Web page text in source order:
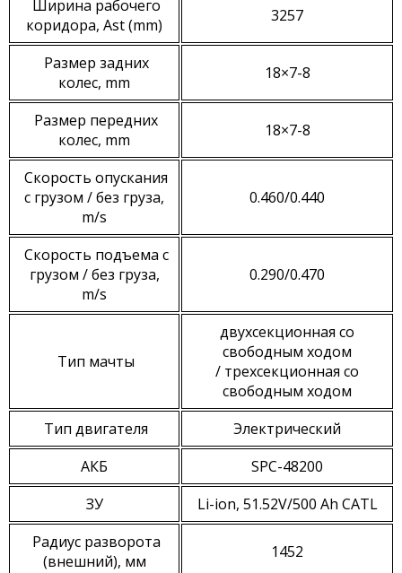
Ширина рабочего
коридора, Ast (mm)
3257
Размер задних
колес, mm
18×7-8
Размер передних
колес, mm
18×7-8
Скорость опускания
с грузом / без груза,
m/s
0.460/0.440
Скорость подъема с
грузом / без груза,
m/s
0.290/0.470
Тип мачты
двухсекционная со
свободным ходом
/ трехсекционная со
свободным ходом
Тип двигателя
Электрический
АКБ
SPC-48200
ЗУ
Li-ion, 51.52V/500 Ah CATL
Радиус разворота
(внешний), мм
1452